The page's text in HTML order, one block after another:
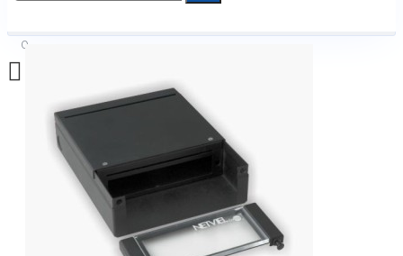
0
Daftar belanja Anda kosong!